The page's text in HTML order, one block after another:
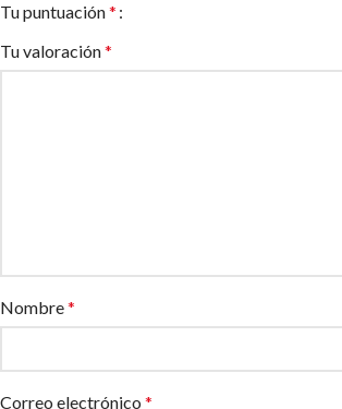
Tu puntuación*
Tu valoración*
Nombre*
Correo electrónico *